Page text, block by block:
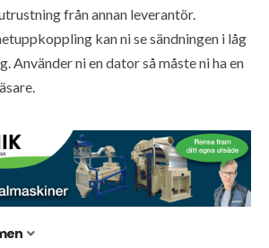
från annan leverantör.
kan ni se sändningen i låg
Använder ni en dator så måste ni ha en